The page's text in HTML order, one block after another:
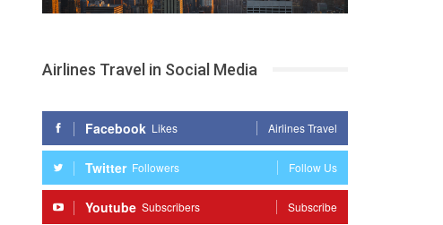
Airlines Travel in Social Media
Facebook Likes Airlines Travel
Twitter Followers Follow Us
Youtube Subscribers Subscribe